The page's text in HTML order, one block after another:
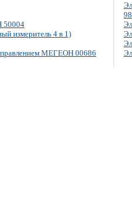
50004
измеритель 4 в 1)
МЕГЕОН 00686